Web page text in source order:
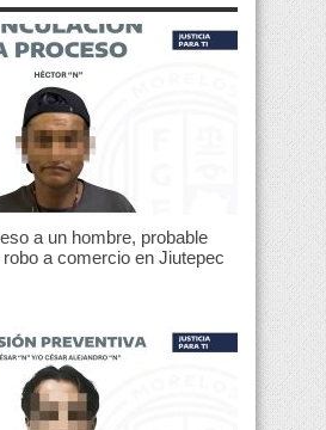
a un hombre, probable
a comercio en Jiutepec